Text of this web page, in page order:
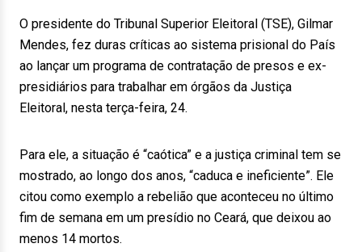
O presidente do Tribunal Superior Eleitoral (TSE), Gilmar
Mendes, fez duras críticas ao sistema prisional do País
ao lançar um programa de contratação de presos e ex-
presidiários para trabalhar em órgãos da Justiça
Eleitoral, nesta terça-feira, 24.
Para ele, a situação é “caótica” e a justiça criminal tem se
mostrado, ao longo dos anos, “caduca e ineficiente”. Ele
citou como exemplo a rebelião que aconteceu no último
fim de semana em um presídio no Ceará, que deixou ao
menos 14 mortos.